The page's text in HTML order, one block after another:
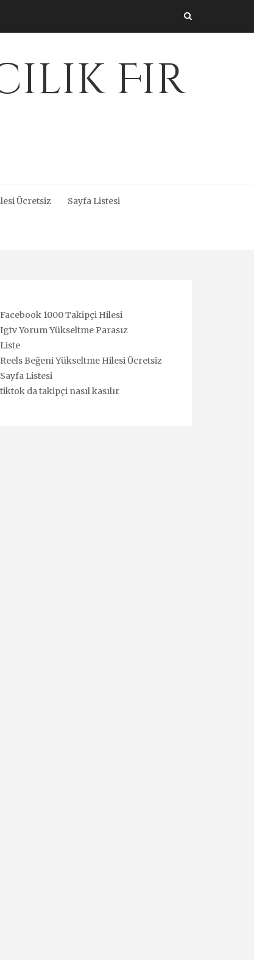
Fir
Ücretsiz Sayfa Listesi
Facebook 1000 Takipçi Hilesi
Igtv Yorum Yükseltme Parasız
Liste
Reels Beğeni Yükseltme Hilesi Ücretsiz
Sayfa Listesi
tiktok da takipçi nasıl kasılır